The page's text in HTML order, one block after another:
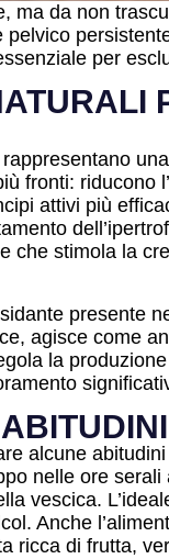
ma da non
per
fronti: riducono
attivi più
che stimola la
presente
agisce come
la
alcune
nelle ore
vescica.
Anche
ricca di frutta,